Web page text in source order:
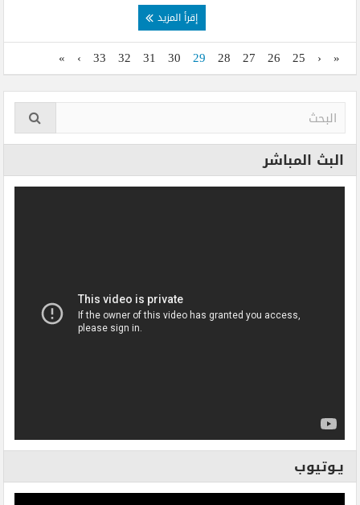
إقرأ المزيد
«
‹
25
26
27
28
29
30
31
32
33
›
»
البث المباشر
يـوتيوب